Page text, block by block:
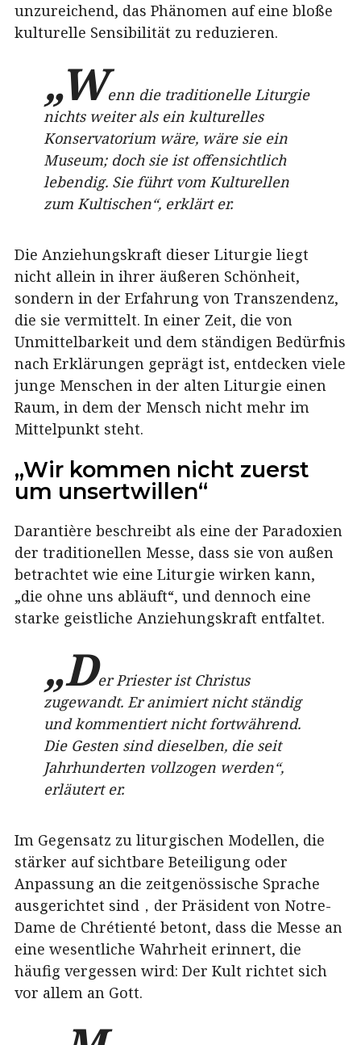
unzureichend, das Phänomen auf eine bloße
kulturelle Sensibilität zu reduzieren.
„Wenn die traditionelle Liturgie
nichts weiter als ein kulturelles
Konservatorium wäre, wäre sie ein
Museum; doch sie ist offensichtlich
lebendig. Sie führt vom Kulturellen
zum Kultischen“, erklärt er.
Die Anziehungskraft dieser Liturgie liegt
nicht allein in ihrer äußeren Schönheit,
sondern in der Erfahrung von Transzendenz,
die sie vermittelt. In einer Zeit, die von
Unmittelbarkeit und dem ständigen Bedürfnis
nach Erklärungen geprägt ist, entdecken viele
junge Menschen in der alten Liturgie einen
Raum, in dem der Mensch nicht mehr im
Mittelpunkt steht.
„Wir kommen nicht zuerst
um unsertwillen“
Darantière beschreibt als eine der Paradoxien
der traditionellen Messe, dass sie von außen
betrachtet wie eine Liturgie wirken kann,
„die ohne uns abläuft“, und dennoch eine
starke geistliche Anziehungskraft entfaltet.
„Der Priester ist Christus
zugewandt. Er animiert nicht ständig
und kommentiert nicht fortwährend.
Die Gesten sind dieselben, die seit
Jahrhunderten vollzogen werden“,
erläutert er.
Im Gegensatz zu liturgischen Modellen, die
stärker auf sichtbare Beteiligung oder
Anpassung an die zeitgenössische Sprache
ausgerichtet sind，der Präsident von Notre-
Dame de Chrétienté betont, dass die Messe an
eine wesentliche Wahrheit erinnert, die
häufig vergessen wird: Der Kult richtet sich
vor allem an Gott.